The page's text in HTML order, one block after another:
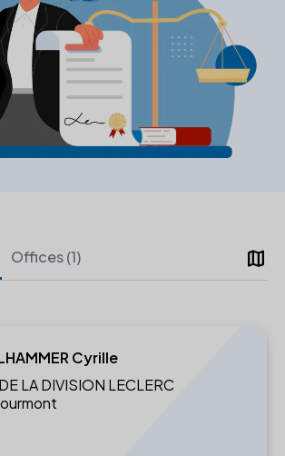
map
Offices (1)
Cyrille
LA DIVISION LECLERC